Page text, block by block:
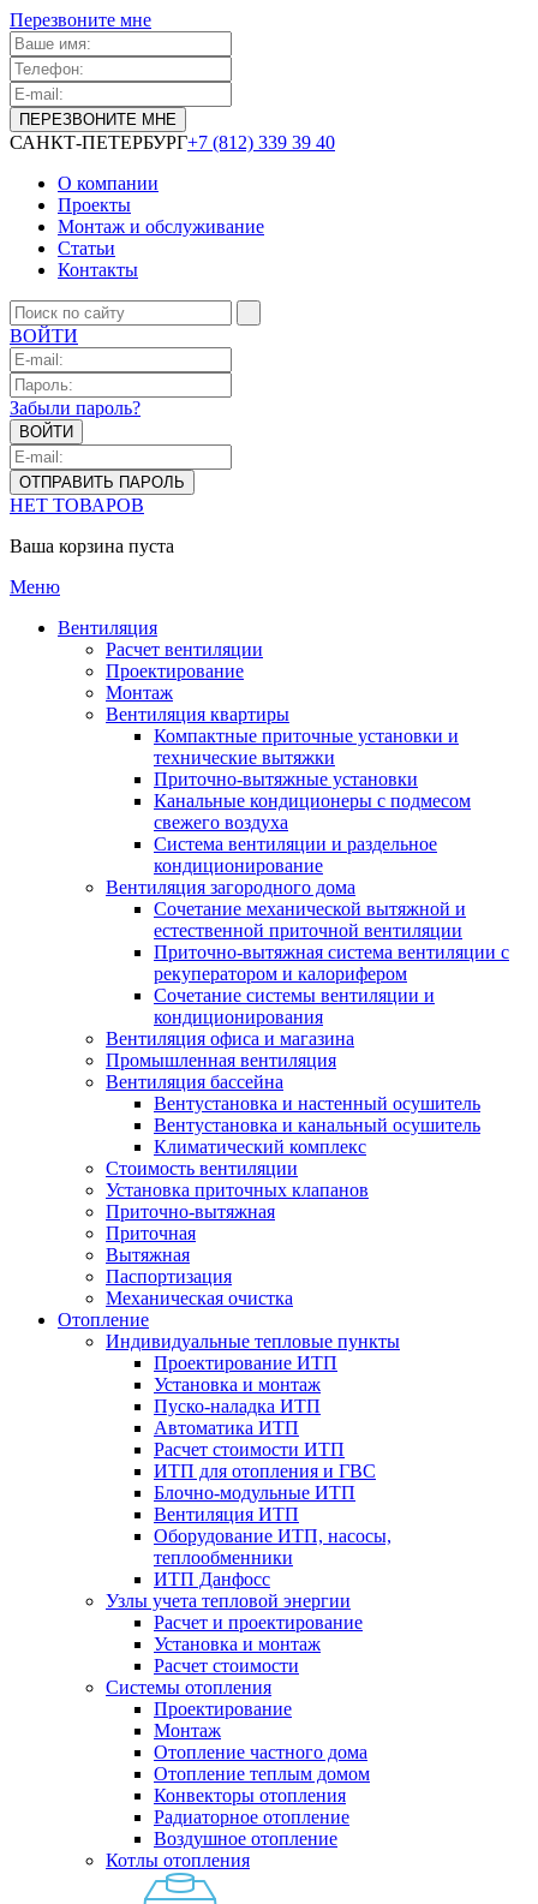
Перезвоните мне
САНКТ-ПЕТЕРБУРГ+7 (812) 339 39 40
О компании
Проекты
Монтаж и обслуживание
Статьи
Контакты
ВОЙТИ
Забыли пароль?
НЕТ ТОВАРОВ
Ваша корзина пуста
Меню
Вентиляция
Расчет вентиляции
Проектирование
Монтаж
Вентиляция квартиры
Компактные приточные установки и
технические вытяжки
Приточно-вытяжные установки
Канальные кондиционеры с подмесом
свежего воздуха
Cистема вентиляции и раздельное
кондиционирование
Вентиляция загородного дома
Сочетание механической вытяжной и
естественной приточной вентиляции
Приточно-вытяжная система вентиляции с
рекуператором и калорифером
Сочетание системы вентиляции и
кондиционирования
Вентиляция офиса и магазина
Промышленная вентиляция
Вентиляция бассейна
Вентустановка и настенный осушитель
Вентустановка и канальный осушитель
Климатический комплекс
Стоимость вентиляции
Установка приточных клапанов
Приточно-вытяжная
Приточная
Вытяжная
Паспортизация
Механическая очистка
Отопление
Индивидуальные тепловые пункты
Проектирование ИТП
Установка и монтаж
Пуско-наладка ИТП
Автоматика ИТП
Расчет стоимости ИТП
ИТП для отопления и ГВС
Блочно-модульные ИТП
Вентиляция ИТП
Оборудование ИТП, насосы,
теплообменники
ИТП Данфосс
Узлы учета тепловой энергии
Расчет и проектирование
Установка и монтаж
Расчет стоимости
Системы отопления
Проектирование
Монтаж
Отопление частного дома
Отопление теплым домом
Конвекторы отопления
Радиаторное отопление
Воздушное отопление
Котлы отопления